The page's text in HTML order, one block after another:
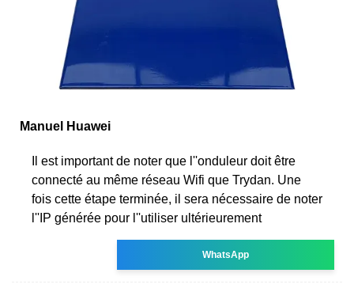
Manuel Huawei
Il est important de noter que l''onduleur doit être
connecté au même réseau Wifi que Trydan. Une
fois cette étape terminée, il sera nécessaire de noter
l''IP générée pour l''utiliser ultérieurement
WhatsApp